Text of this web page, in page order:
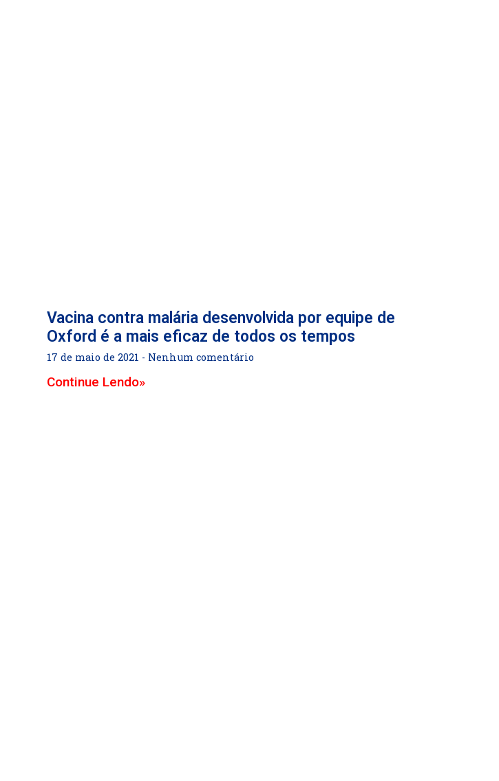
Vacina contra malária desenvolvida por equipe de
Oxford é a mais eficaz de todos os tempos
17 de maio de 2021 Nenhum comentário
Continue Lendo»